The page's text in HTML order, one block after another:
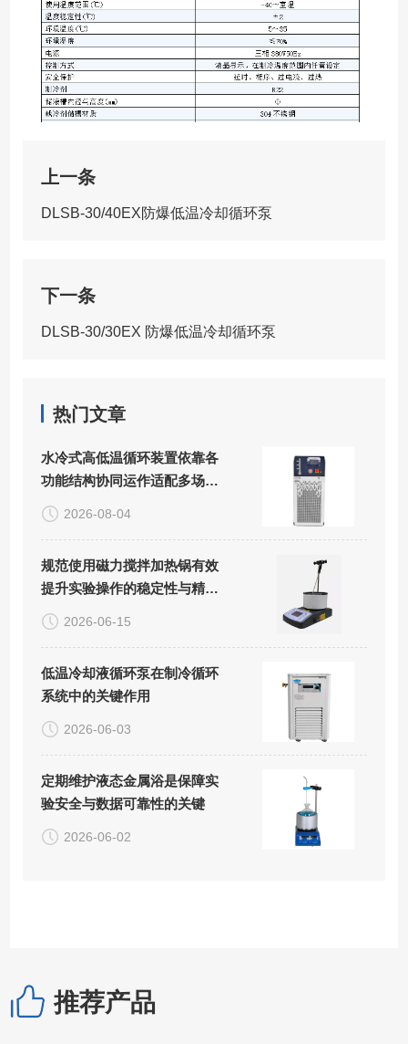
上一条
DLSB-30/40EX防爆低温冷却循环泵
下一条
DLSB-30/30EX 防爆低温冷却循环泵
热门文章
水冷式高低温循环装置依靠各
功能结构协同运作适配多场景
精密控温需求
2026-08-04
规范使用磁力搅拌加热锅有效
提升实验操作的稳定性与精准
度
2026-06-15
低温冷却液循环泵在制冷循环
系统中的关键作用
2026-06-03
定期维护液态金属浴是保障实
验安全与数据可靠性的关键
2026-06-02
推荐产品